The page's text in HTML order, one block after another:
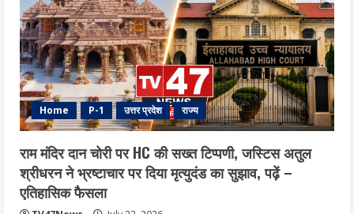
Home P-1 उत्तर प्रदेश राज्य
राम मंदिर दान चोरी पर HC की सख्त टिप्पणी, जस्टिस अतुल
श्रीधरन ने भ्रष्टाचार पर द‍िया मृत्युदंड का सुझाव, पढ़ें –
एत‍िहास‍िक फैसला